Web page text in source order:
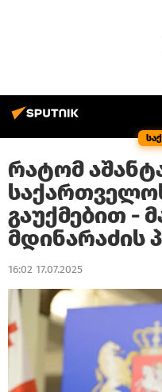
რატომ
გაუქმებით -
მდინარაძის
16:02 17.07.2025